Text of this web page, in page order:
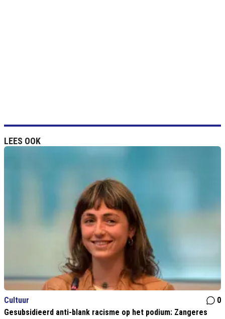
LEES OOK
Cultuur
0
Gesubsidieerd anti-blank racisme op het podium: Zangeres